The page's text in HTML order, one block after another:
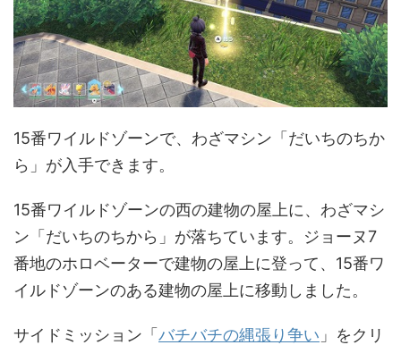
15番ワイルドゾーンで、わざマシン「だいちのちか
ら」が入手できます。
15番ワイルドゾーンの西の建物の屋上に、わざマシ
ン「だいちのちから」が落ちています。ジョーヌ7
番地のホロベーターで建物の屋上に登って、15番ワ
イルドゾーンのある建物の屋上に移動しました。
サイドミッション「バチバチの縄張り争い 」をクリ